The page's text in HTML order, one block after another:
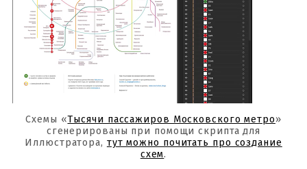
Схемы «Тысячи пассажиров Московского метро»
сгенерированы при помощи скрипта для
Иллюстратора, тут можно почитать про создание
схем.